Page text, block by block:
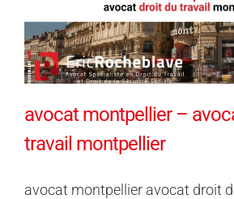
avocat montpellier –
travail montpellier
avocat montpellier avocat droit